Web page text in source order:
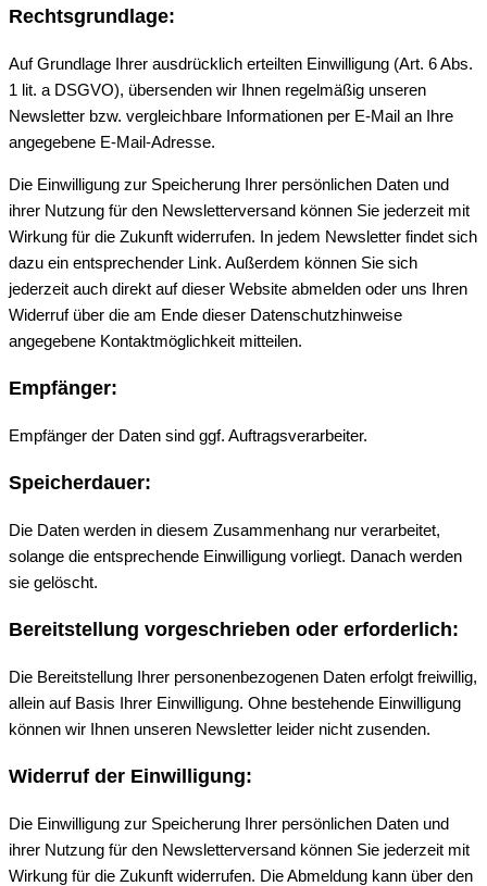
Rechtsgrundlage:
Auf Grundlage Ihrer ausdrücklich erteilten Einwilligung (Art. 6 Abs.
1 lit. a DSGVO), übersenden wir Ihnen regelmäßig unseren
Newsletter bzw. vergleichbare Informationen per E-Mail an Ihre
angegebene E-Mail-Adresse.
Die Einwilligung zur Speicherung Ihrer persönlichen Daten und
ihrer Nutzung für den Newsletterversand können Sie jederzeit mit
Wirkung für die Zukunft widerrufen. In jedem Newsletter findet sich
dazu ein entsprechender Link. Außerdem können Sie sich
jederzeit auch direkt auf dieser Website abmelden oder uns Ihren
Widerruf über die am Ende dieser Datenschutzhinweise
angegebene Kontaktmöglichkeit mitteilen.
Empfänger:
Empfänger der Daten sind ggf. Auftragsverarbeiter.
Speicherdauer:
Die Daten werden in diesem Zusammenhang nur verarbeitet,
solange die entsprechende Einwilligung vorliegt. Danach werden
sie gelöscht.
Bereitstellung vorgeschrieben oder erforderlich:
Die Bereitstellung Ihrer personenbezogenen Daten erfolgt freiwillig,
allein auf Basis Ihrer Einwilligung. Ohne bestehende Einwilligung
können wir Ihnen unseren Newsletter leider nicht zusenden.
Widerruf der Einwilligung:
Die Einwilligung zur Speicherung Ihrer persönlichen Daten und
ihrer Nutzung für den Newsletterversand können Sie jederzeit mit
Wirkung für die Zukunft widerrufen. Die Abmeldung kann über den